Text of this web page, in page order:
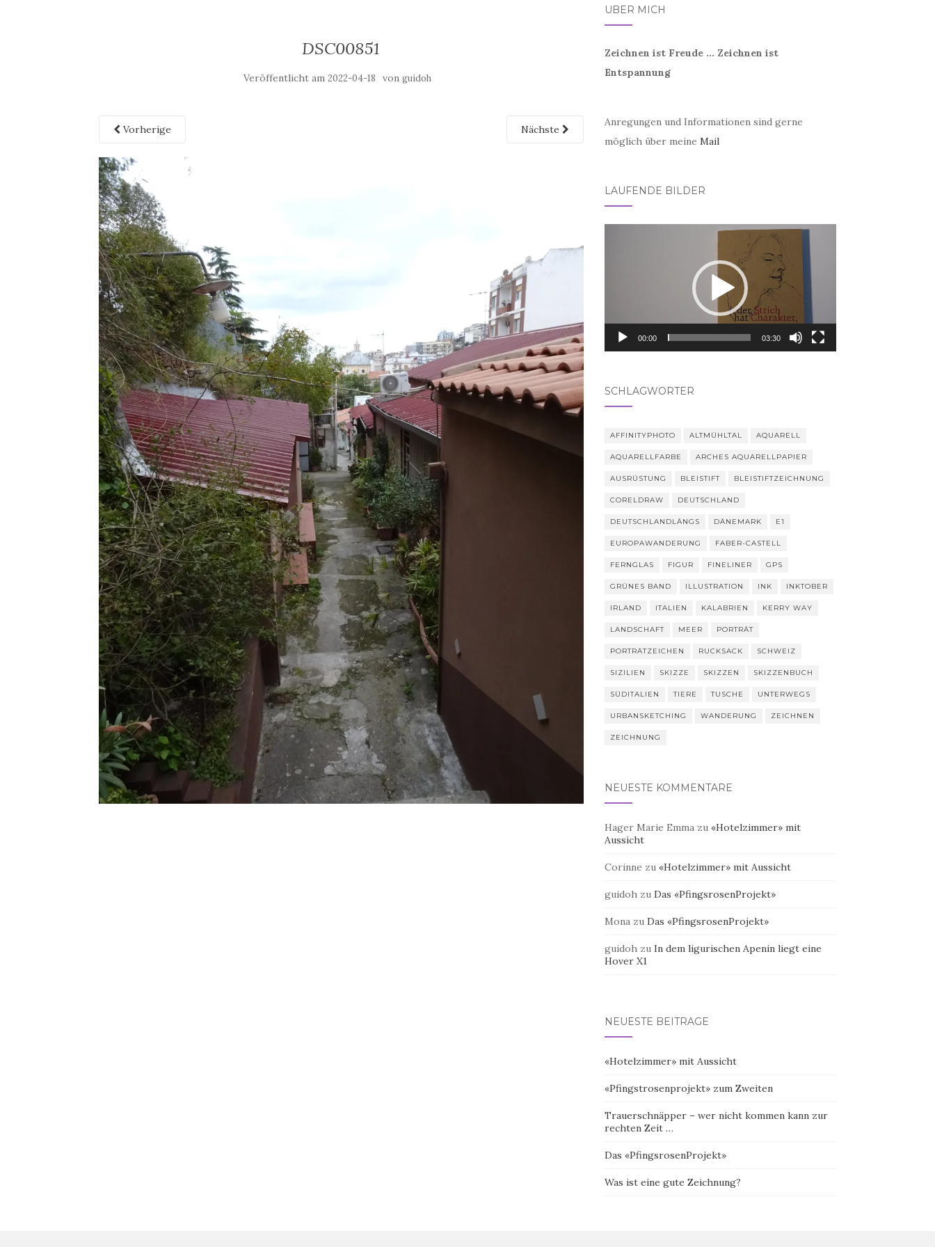
DSC00851
Veröffentlicht am2022-04-18 vonguidoh
Vorherige Nächste
ÜBER MICH
Zeichnen ist Freude ... Zeichnen ist
Entspannung
Anregungen und Informationen sind gerne
möglich über meine Mail
LAUFENDE BILDER
00:00 03:30
SCHLAGWÖRTER
AFFINITYPHOTO ALTMÜHLTAL AQUARELL
AQUARELLFARBE ARCHES AQUARELLPAPIER
AUSRÜSTUNG BLEISTIFT BLEISTIFTZEICHNUNG
CORELDRAW DEUTSCHLAND
DEUTSCHLANDLÄNGS DÄNEMARK E1
EUROPAWANDERUNG FABER-CASTELL
FERNGLAS FIGUR FINELINER GPS
GRÜNES BAND ILLUSTRATION INK INKTOBER
IRLAND ITALIEN KALABRIEN KERRY WAY
LANDSCHAFT MEER PORTRÄT
PORTRÄTZEICHEN RUCKSACK SCHWEIZ
SIZILIEN SKIZZE SKIZZEN SKIZZENBUCH
SÜDITALIEN TIERE TUSCHE UNTERWEGS
URBANSKETCHING WANDERUNG ZEICHNEN
ZEICHNUNG
NEUESTE KOMMENTARE
Hager Marie Emmazu «Hotelzimmer» mit
Aussicht
Corinne zu «Hotelzimmer» mit Aussicht
guidohzu Das «PfingsrosenProjekt»
Monazu Das «PfingsrosenProjekt»
guidohzu In dem ligurischen Apenin liegt eine
Hover X1
NEUESTE BEITRÄGE
«Hotelzimmer» mit Aussicht
«Pfingstrosenprojekt» zum Zweiten
Trauerschnäpper – wer nicht kommen kann zur
rechten Zeit …
Das «PfingsrosenProjekt»
Was ist eine gute Zeichnung?